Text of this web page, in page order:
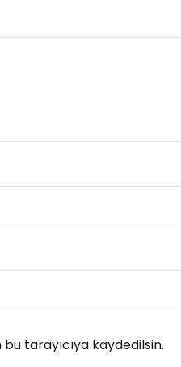
tarayıcıya kaydedilsin.